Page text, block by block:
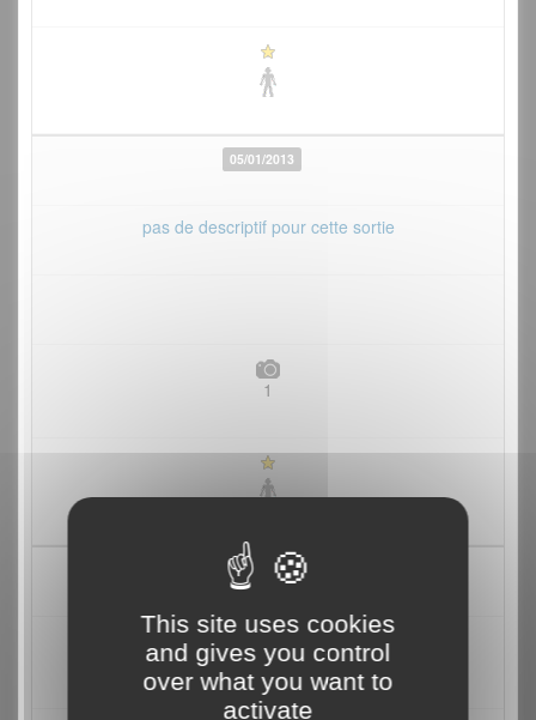
05/01/2013
pas de descriptif pour cette sortie
1
28/02/2012
Baiser de Lune, le cigare arrive tout juste au cône.
Méfiance pour le dernier...
This site uses cookies
and gives you control
over what you want to
activate